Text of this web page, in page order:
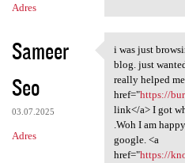
Adres
Sameer
Seo
03.07.2025
Adres
i was just
i was just
blog. just
really helped
href="https://
link</a> I got
.Woh I am
google. <a
href="https://